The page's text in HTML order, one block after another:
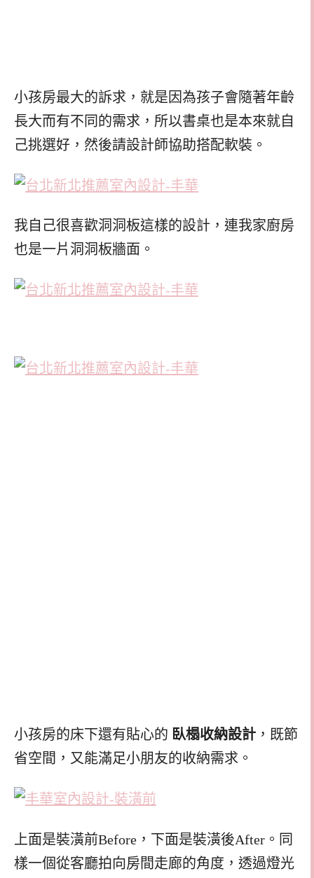
小孩房最大的訴求，就是因為孩子會隨著年齡
長大而有不同的需求，所以書桌也是本來就自
己挑選好，然後請設計師協助搭配軟裝。
我自己很喜歡洞洞板這樣的設計，連我家廚房
也是一片洞洞板牆面。
小孩房的床下還有貼心的 臥榻收納設計 ，既節
省空間，又能滿足小朋友的收納需求。
上面是裝潢前Before，下面是裝潢後After。同
樣一個從客廳拍向房間走廊的角度，透過燈光